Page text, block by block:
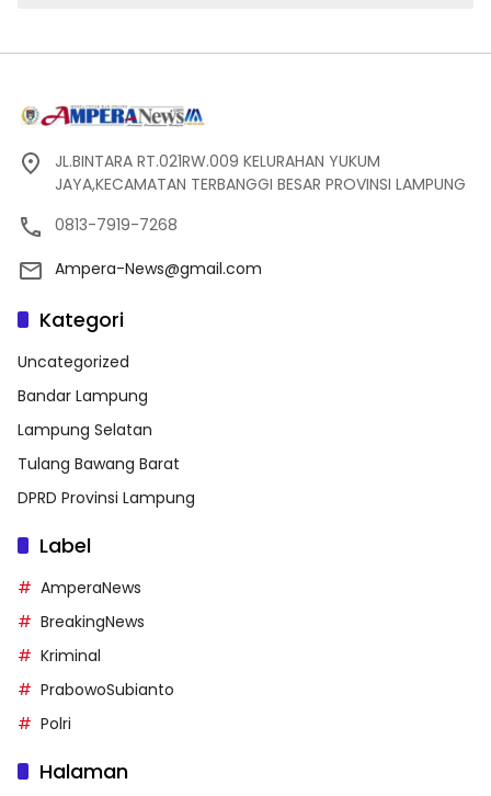
JL.BINTARA RT.021RW.009 KELURAHAN YUKUM
JAYA,KECAMATAN TERBANGGI BESAR PROVINSI LAMPUNG
0813-7919-7268
Ampera-News@gmail.com
Kategori
Uncategorized
Bandar Lampung
Lampung Selatan
Tulang Bawang Barat
DPRD Provinsi Lampung
Label
AmperaNews
BreakingNews
Kriminal
PrabowoSubianto
Polri
Halaman